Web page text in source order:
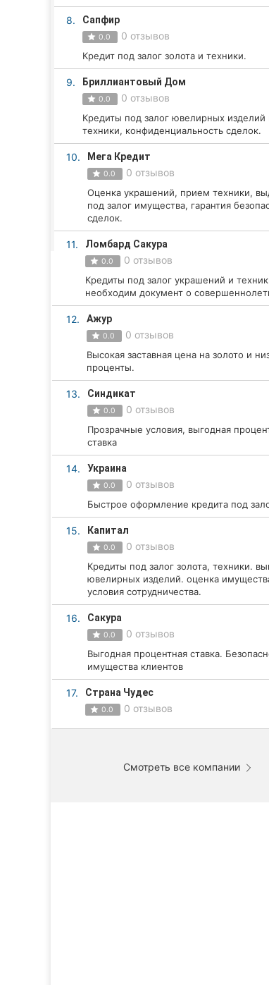
Запорожье
Кривой Рог
Черкассы
Ивано-Франковск
Ужгород
8. Сапфир
0.0 0 отзывов
Кредит под залог золота и техники.
9. Бриллиантовый Дом
0.0 0 отзывов
Кредиты под залог ювелирных изделий
техники, конфиденциальность сделок.
10. Мега Кредит
0.0 0 отзывов
Оценка украшений, прием техники,
под залог имущества, гарантия
сделок.
11. Ломбард Сакура
0.0 0 отзывов
Кредиты под залог украшений и
необходим документ о
12. Ажур
0.0 0 отзывов
Высокая заставная цена на золото и
проценты.
13. Синдикат
0.0 0 отзывов
Прозрачные условия, выгодная
ставка
14. Украина
0.0 0 отзывов
Быстрое оформление кредита под
15. Капитал
0.0 0 отзывов
Кредиты под залог золота, техники.
ювелирных изделий. оценка
условия сотрудничества.
16. Сакура
0.0 0 отзывов
Выгодная процентная ставка.
имущества клиентов
17. Страна Чудес
0.0 0 отзывов
Смотреть все компании